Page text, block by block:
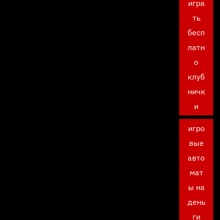
игра
ть
бесп
латн
о
клуб
ничк
и
игро
вые
авто
мат
ы на
день
ги